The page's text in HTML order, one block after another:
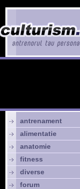
antrenament
alimentatie
anatomie
fitness
diverse
forum